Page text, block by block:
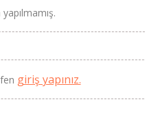
giriş yapınız.
İNDİRİMİ
Kaan Olgun Hasat